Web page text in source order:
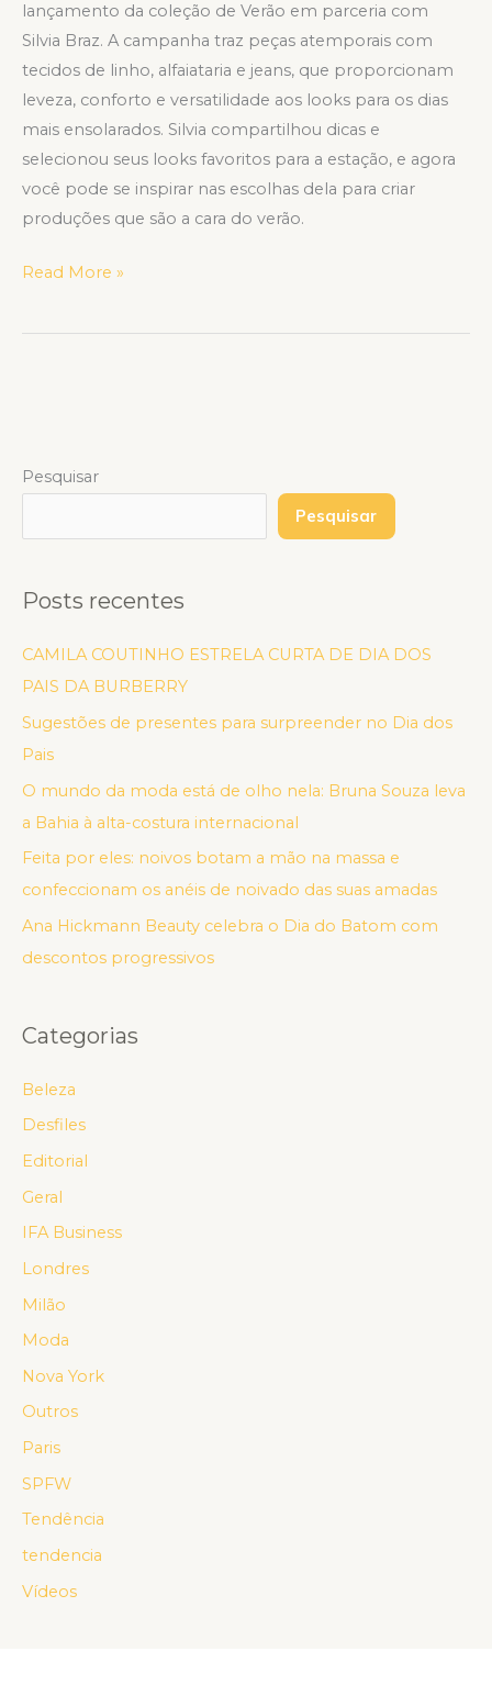
lançamento da coleção de Verão em parceria com
Silvia Braz. A campanha traz peças atemporais com
tecidos de linho, alfaiataria e jeans, que proporcionam
leveza, conforto e versatilidade aos looks para os dias
mais ensolarados. Silvia compartilhou dicas e
selecionou seus looks favoritos para a estação, e agora
você pode se inspirar nas escolhas dela para criar
produções que são a cara do verão.
Read More »
Pesquisar
Pesquisar
Posts recentes
CAMILA COUTINHO ESTRELA CURTA DE DIA DOS
PAIS DA BURBERRY
Sugestões de presentes para surpreender no Dia dos
Pais
O mundo da moda está de olho nela: Bruna Souza leva
a Bahia à alta-costura internacional
Feita por eles: noivos botam a mão na massa e
confeccionam os anéis de noivado das suas amadas
Ana Hickmann Beauty celebra o Dia do Batom com
descontos progressivos
Categorias
Beleza
Desfiles
Editorial
Geral
IFA Business
Londres
Milão
Moda
Nova York
Outros
Paris
SPFW
Tendência
tendencia
Vídeos